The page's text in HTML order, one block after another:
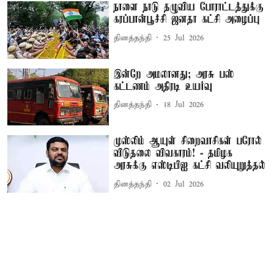
நாளை நாடு தழுவிய போராட்டத்துக்கு
கரப்பான்பூச்சி ஜனதா கட்சி அழைப்பு
தினத்தந்தி 25 Jul 2026
இன்றே அமலானது; அரசு பஸ்
கட்டணம் அதிரடி உயர்வு
தினத்தந்தி 18 Jul 2026
முஸ்லிம் ஆயுள் சிறைவாசிகள் பரோல்
விடுதலை விவகாரம்! - தமிழக
அரசுக்கு எஸ்டிபிஐ கட்சி வலியுறுத்தல்
தினத்தந்தி 02 Jul 2026